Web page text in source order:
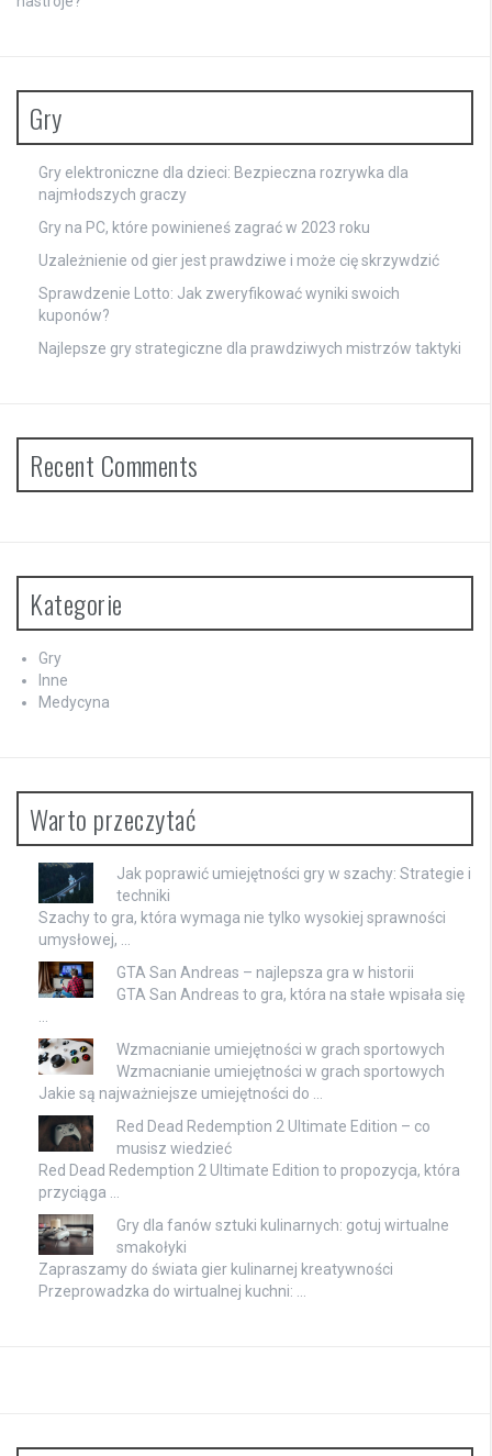
Gry
Gry elektroniczne dla dzieci: Bezpieczna rozrywka dla
najmłodszych graczy
Gry na PC, które powinieneś zagrać w 2023 roku
Uzależnienie od gier jest prawdziwe i może cię skrzywdzić
Sprawdzenie Lotto: Jak zweryfikować wyniki swoich
kuponów?
Najlepsze gry strategiczne dla prawdziwych mistrzów taktyki
Recent Comments
Kategorie
Gry
Inne
Medycyna
Warto przeczytać
Jak poprawić umiejętności gry w szachy: Strategie i
techniki
Szachy to gra, która wymaga nie tylko wysokiej sprawności
umysłowej, …
GTA San Andreas – najlepsza gra w historii
GTA San Andreas to gra, która na stałe wpisała się
Wzmacnianie umiejętności w grach sportowych
Wzmacnianie umiejętności w grach sportowych
Jakie są najważniejsze umiejętności do …
Red Dead Redemption 2 Ultimate Edition – co
musisz wiedzieć
Red Dead Redemption 2 Ultimate Edition to propozycja, która
przyciąga …
Gry dla fanów sztuki kulinarnych: gotuj wirtualne
smakołyki
Zapraszamy do świata gier kulinarnej kreatywności
Przeprowadzka do wirtualnej kuchni: …